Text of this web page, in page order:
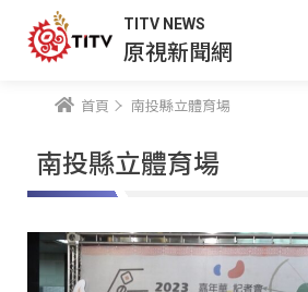
TITV NEWS
原視新聞網
首頁 南投縣立體育場
南投縣立體育場